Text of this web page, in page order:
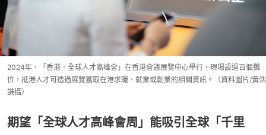
2024年，「香港．全球人才高峰會」在香港會議展覽中心舉行，現場設過百個攤
位，抵港人才可透過展覽獲取在港求職、就業或創業的相關資訊。（資料圖片/黃浩
謙攝）
期望「全球人才高峰會周」能吸引全球「千里